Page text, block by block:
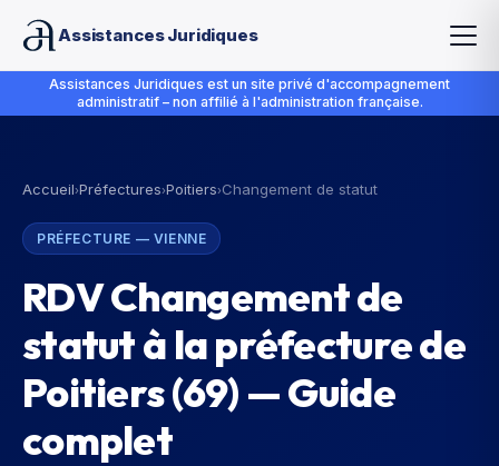
Assistances Juridiques
Assistances Juridiques est un site privé d'accompagnement
administratif – non affilié à l'administration française.
Accueil›Préfectures›Poitiers›Changement de statut
PRÉFECTURE — VIENNE
RDV Changement de
statut à la préfecture de
Poitiers (69) — Guide
complet